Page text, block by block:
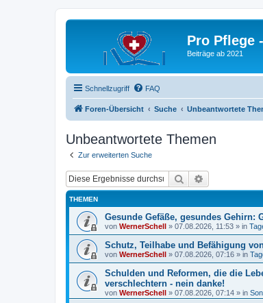
Pro Pflege
Beiträge ab 2021
Schnellzugriff FAQ
Foren-Übersicht Suche Unbeantwortete
Unbeantwortete Themen
Zur erweiterten Suche
Suche
THEMEN
Gesunde Gefäße, gesundes Gehirn:
von WernerSchell » 07.08.2026, 11:53 » in
Schutz, Teilhabe und Befähigung
von WernerSchell » 07.08.2026, 07:16 » in
Schulden und Reformen, die die
verschlechtern - nein danke!
von WernerSchell » 07.08.2026, 07:14 » in